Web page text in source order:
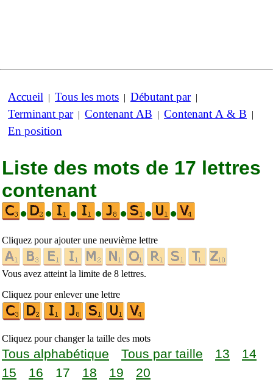
Accueil | Tous les mots | Débutant par|
Terminant par| Contenant AB | Contenant A & B |
En position
Liste des mots de 17 lettres
contenant
•
• • • • • •
Cliquez pour ajouter une neuvième lettre
Vous avez atteint la limite de 8 lettres.
Cliquez pour enlever une lettre
Cliquez pour changer la taille des mots
Tous alphabétique Tous par taille 13
14
15
16 17 18 19 20